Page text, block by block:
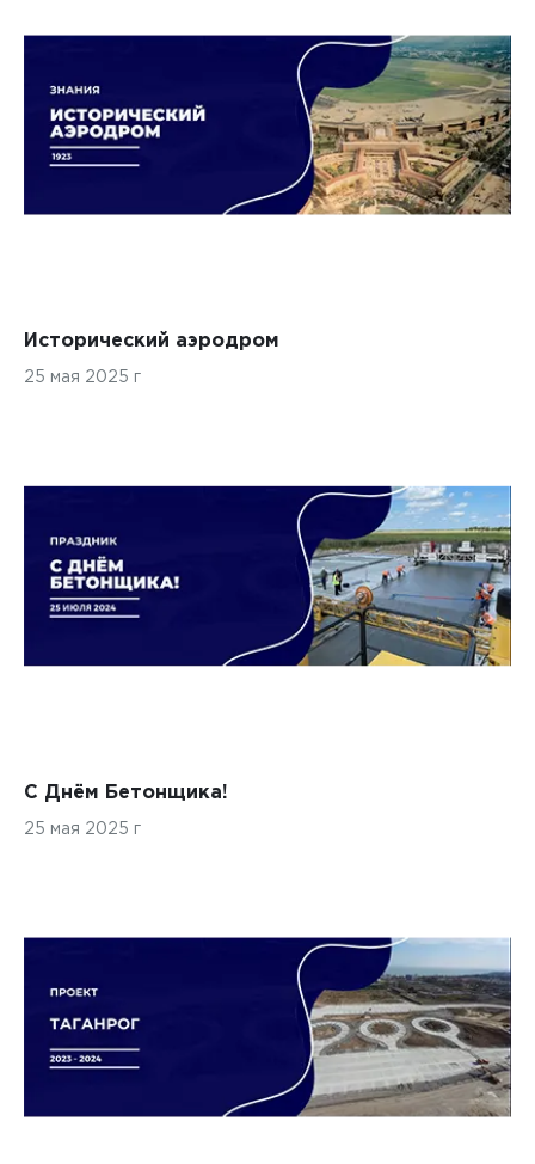
Исторический аэродром
25 мая 2025 г
С Днём Бетонщика!
25 мая 2025 г